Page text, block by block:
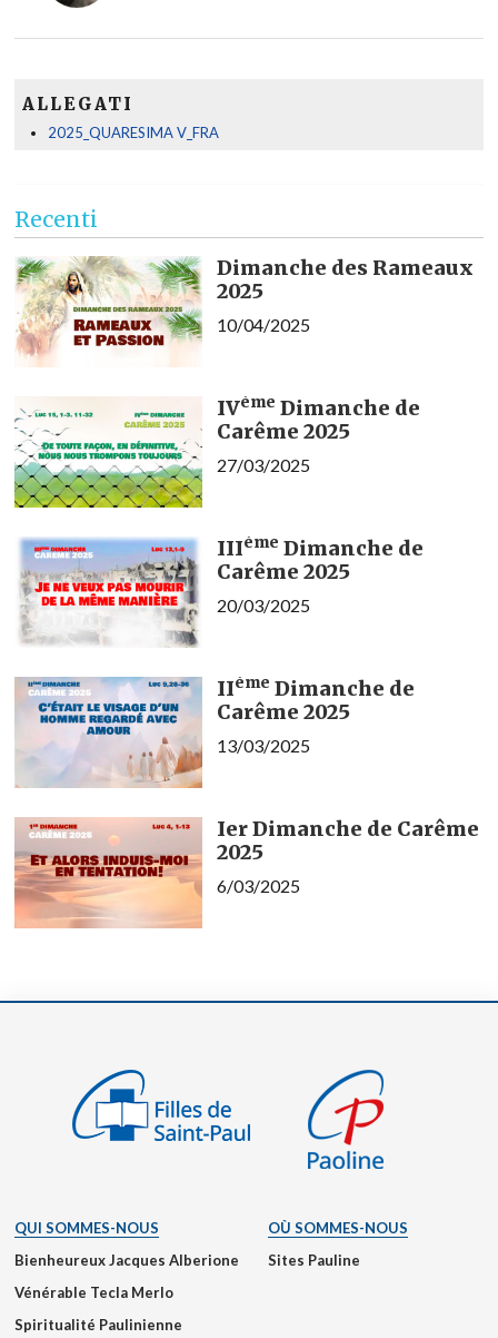
ALLEGATI
2025_QUARESIMA V_FRA
Recenti
Dimanche des Rameaux
2025
10/04/2025
IVème Dimanche de
Carême 2025
27/03/2025
IIIème Dimanche de
Carême 2025
20/03/2025
IIème Dimanche de
Carême 2025
13/03/2025
Ier Dimanche de Carême
2025
6/03/2025
QUI SOMMES-NOUS
Bienheureux Jacques Alberione
Vénérable Tecla Merlo
Spiritualité Paulinienne
OÙ SOMMES-NOUS
Sites Pauline